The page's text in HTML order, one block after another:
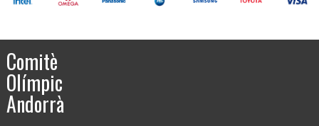
Comitè
Olímpic
Andorrà